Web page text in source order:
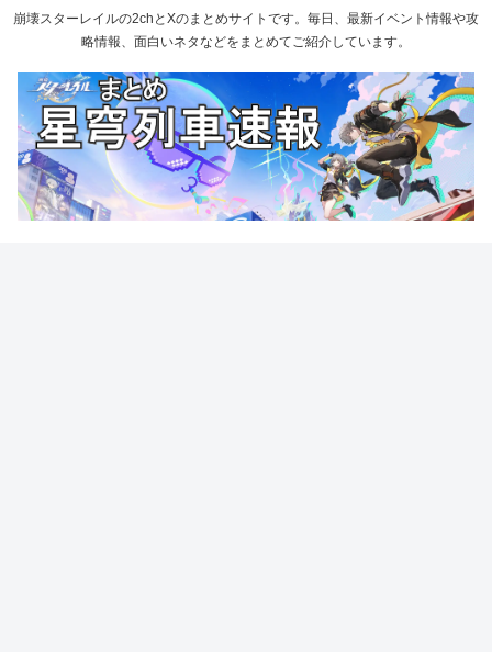
崩壊スターレイルの2chとXのまとめサイトです。毎日、最新イベント情報や攻
略情報、面白いネタなどをまとめてご紹介しています。